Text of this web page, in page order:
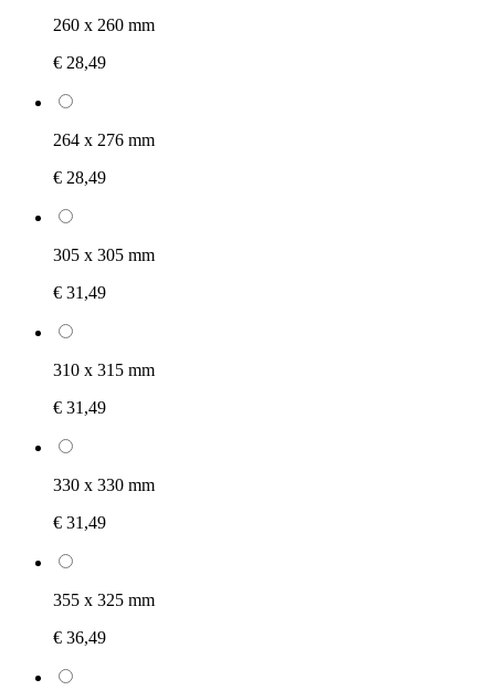
260 x 260 mm
€ 28,49
264 x 276 mm
€ 28,49
305 x 305 mm
€ 31,49
310 x 315 mm
€ 31,49
330 x 330 mm
€ 31,49
355 x 325 mm
€ 36,49